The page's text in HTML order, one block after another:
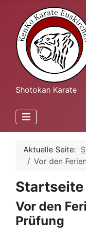
Shotokan Karate
Aktuelle Seite:
Vor den
Startseite
Vor den
Prüfung